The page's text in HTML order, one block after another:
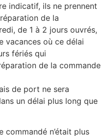
indicatif, ils ne prennent
de la
de 1 à 2 jours ouvrés,
vacances où ce délai
fériés qui
de la commande
de port ne sera
un délai plus long que
commandé n’était plus